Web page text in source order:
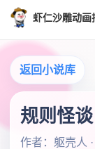
虾仁沙雕动画
返回小说库
规则怪
作者：躯壳人